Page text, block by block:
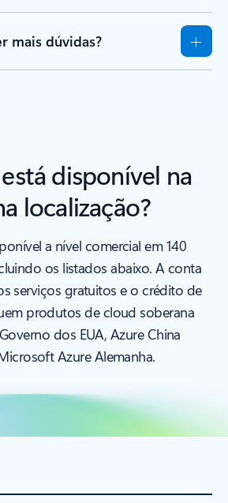
mais dúvidas?
disponível na
localização?
a nível comercial em 140
os listados abaixo. A conta
serviços gratuitos e o crédito de
produtos de cloud soberana
dos EUA, Azure China
Azure Alemanha.